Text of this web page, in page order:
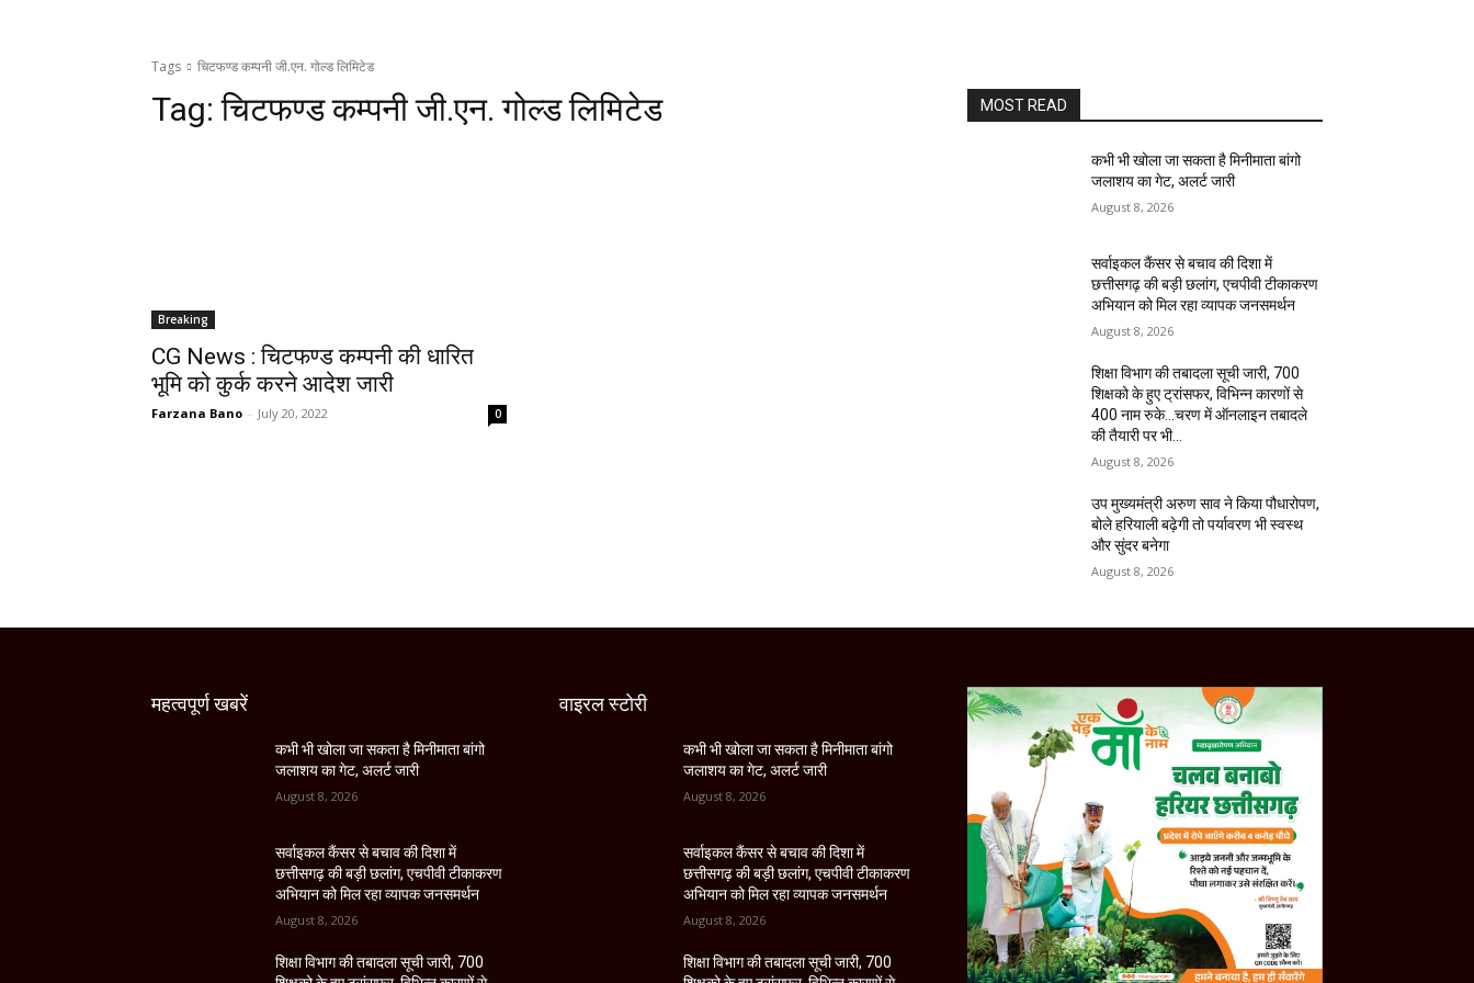
Tags चिटफण्ड कम्पनी जी.एन. गोल्ड लिमिटेड
Tag:चिटफण्ड कम्पनी जी.एन. गोल्ड लिमिटेड
Breaking
CG News : चिटफण्ड कम्पनी की धारित
भूमि को कुर्क करने आदेश जारी
Farzana Bano - July 20, 2022 0
MOST READ
कभी भी खोला जा सकता है मिनीमाता बांगो
जलाशय का गेट, अलर्ट जारी
August 8, 2026
सर्वाइकल कैंसर से बचाव की दिशा में
छत्तीसगढ़ की बड़ी छलांग, एचपीवी टीकाकरण
अभियान को मिल रहा व्यापक जनसमर्थन
August 8, 2026
शिक्षा विभाग की तबादला सूची जारी, 700
शिक्षको के हुए ट्रांसफर, विभिन्न कारणों से
400 नाम रुके…चरण में ऑनलाइन तबादले
की तैयारी पर भी...
August 8, 2026
उप मुख्यमंत्री अरुण साव ने किया पौधारोपण,
बोले हरियाली बढ़ेगी तो पर्यावरण भी स्वस्थ
और सुंदर बनेगा
August 8, 2026
महत्वपूर्ण खबरें
कभी भी खोला जा सकता है मिनीमाता बांगो
जलाशय का गेट, अलर्ट जारी
August 8, 2026
सर्वाइकल कैंसर से बचाव की दिशा में
छत्तीसगढ़ की बड़ी छलांग, एचपीवी टीकाकरण
अभियान को मिल रहा व्यापक जनसमर्थन
August 8, 2026
शिक्षा विभाग की तबादला सूची जारी, 700
वाइरल स्टोरी
कभी भी खोला जा सकता है मिनीमाता बांगो
जलाशय का गेट, अलर्ट जारी
August 8, 2026
सर्वाइकल कैंसर से बचाव की दिशा में
छत्तीसगढ़ की बड़ी छलांग, एचपीवी टीकाकरण
अभियान को मिल रहा व्यापक जनसमर्थन
August 8, 2026
शिक्षा विभाग की तबादला सूची जारी, 700